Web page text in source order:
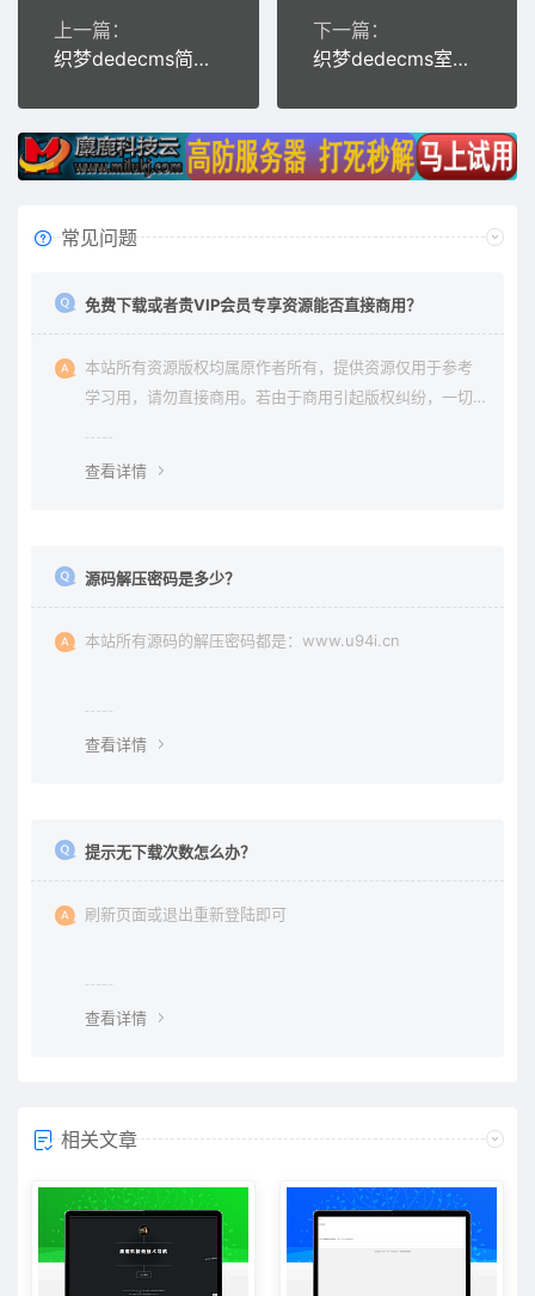
上一篇：
织梦dedecms简洁手机APP软件开发科技公司网站模板
下一篇：
织梦dedecms室内装饰装修装潢公司网站模板
常见问题
免费下载或者贵VIP会员专享资源能否直接商用？
本站所有资源版权均属原作者所有，提供资源仅用于参考
学习用，请勿直接商用。若由于商用引起版权纠纷，一切
查看详情
源码解压密码是多少？
本站所有源码的解压密码都是：www.u94i.cn
查看详情
提示无下载次数怎么办？
刷新页面或退出重新登陆即可
查看详情
相关文章